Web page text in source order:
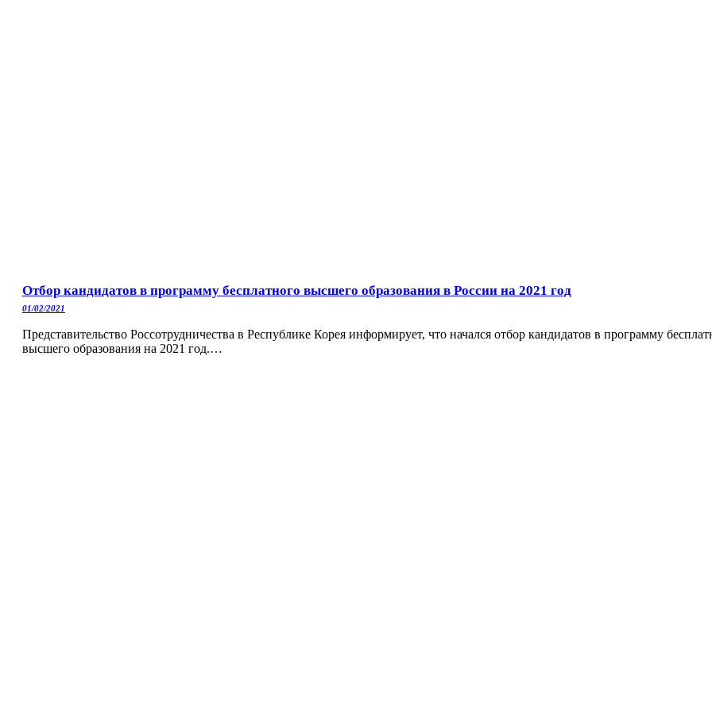
Отбор кандидатов в программу бесплатного высшего образования в России на 2021 год
01/02/2021
Представительство Россотрудничества в Республике Корея информирует, что начался отбор кандидатов в программу
высшего образования на 2021 год.…